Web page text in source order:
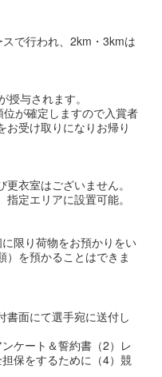
で行われ、2km・3kmは
与されます。
が確定しますので入賞者
お受け取りになりお帰り
衣室はございません。
定エリアに設置可能。
限り荷物をお預かりをい
）を預かることはできま
書面にて選手宛に送付し
ケート＆誓約書（2）レ
保をするために（4）競